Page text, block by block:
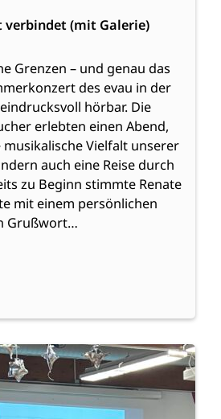
verbindet (mit Galerie)
Grenzen – und genau das
des evau in der
hörbar. Die
erlebten einen Abend,
Vielfalt unserer
auch eine Reise durch
zu Beginn stimmte Renate
mit einem persönlichen
Grußwort…